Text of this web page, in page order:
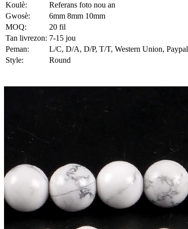
Koulè:
Referans foto nou an
Gwosè:
6mm 8mm 10mm
MOQ:
20 fil
Tan livrezon: 7-15 jou
Peman:
L/C, D/A, D/P, T/T, Western Union, Paypal
Style:
Round